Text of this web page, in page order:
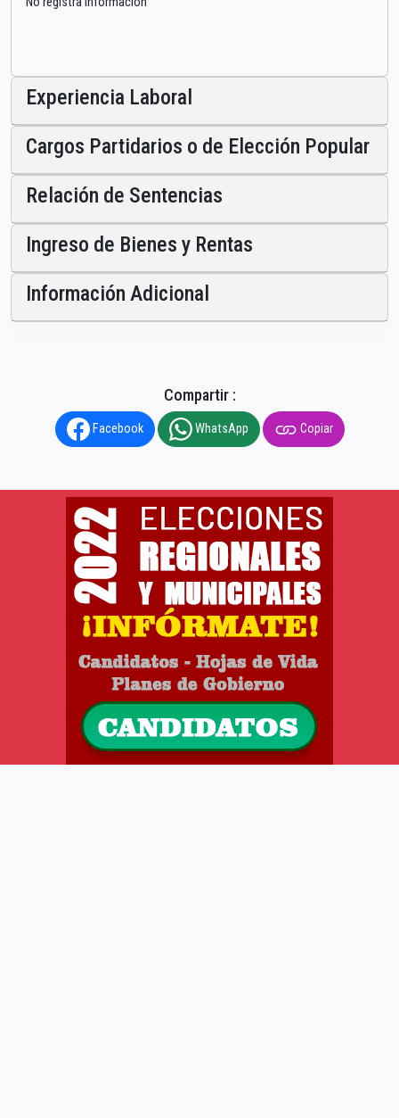
Experiencia Laboral
Cargos Partidarios o de Elección Popular
Relación de Sentencias
Ingreso de Bienes y Rentas
Información Adicional
Compartir :
Facebook WhatsApp Copiar